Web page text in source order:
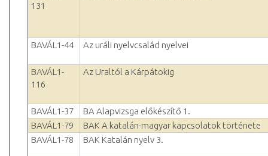
131
BAVÁL1-44 Az uráli nyelvcsalád nyelvei
BAVÁL1-
116
Az Uraltól a Kárpátokig
BAVÁL1-37
BA Alapvizsga előkészítő 1.
BAVÁL1-79
BAK A katalán-magyar kapcsolatok története
BAVÁL1-78
BAK Katalán nyelv 3.